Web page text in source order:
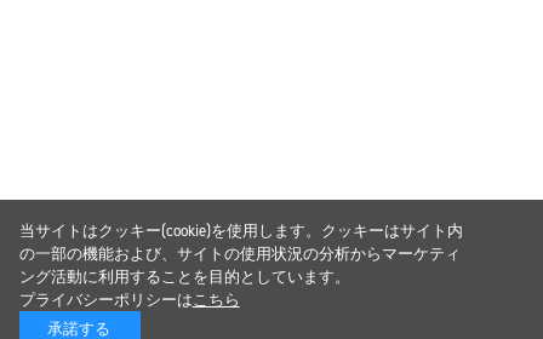
当サイトはクッキー(cookie)を使用します。クッキーはサイト内
の一部の機能および、サイトの使用状況の分析からマーケティ
ング活動に利用することを目的としています。
プライバシーポリシーはこちら
承諾する